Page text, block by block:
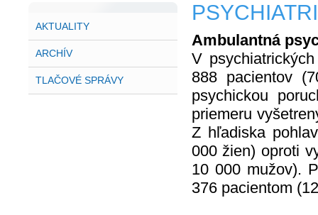
AKTUALITY
ARCHÍV
TLAČOVÉ SPRÁVY
Ambulantná
V
888 pacientov
psychickou
priemeru
Z hľadiska
000 žien) oproti
10 000 mužov).
376 pacientom